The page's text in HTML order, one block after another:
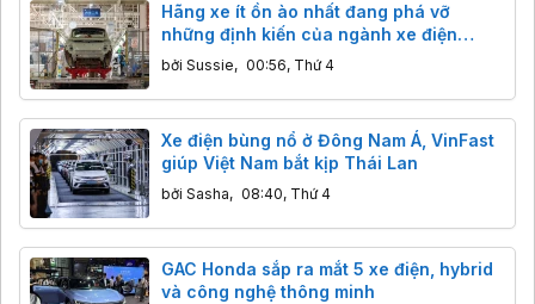
Hãng xe ít ồn ào nhất đang phá vỡ
những định kiến của ngành xe điện
Trung Quốc
bởi Sussie, 00:56, Thứ 4
Xe điện bùng nổ ở Đông Nam Á, VinFast
giúp Việt Nam bắt kịp Thái Lan
bởi Sasha, 08:40, Thứ 4
GAC Honda sắp ra mắt 5 xe điện, hybrid
và công nghệ thông minh